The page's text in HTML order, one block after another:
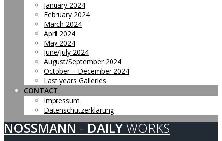
January 2024
February 2024
March 2024
April 2024
May 2024
June/July 2024
August/September 2024
October – December 2024
Last years Galleries
CONTACT
Impressum
Datenschutzerklärung
NOSSMANN - DAILY WORKS